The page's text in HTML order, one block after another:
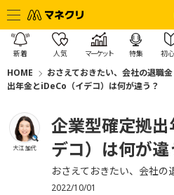
新着 人気 マーケット 特集 初
HOME おさえておきたい、会社の退職
出年金とiDeCo（イデコ）は何が違う？
大江 加代
企業型確定拠
デコ）は何が違
おさえておきたい、会社の
2022/10/01